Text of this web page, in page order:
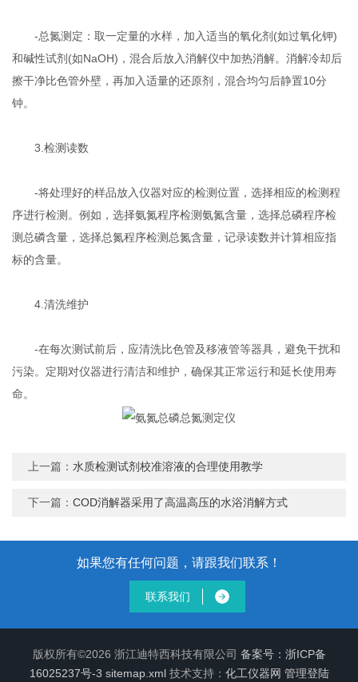
-总氮测定：取一定量的水样，加入适当的氧化剂(如过氧化钾)
和碱性试剂(如NaOH)，混合后放入消解仪中加热消解。消解冷却后
擦干净比色管外壁，再加入适量的还原剂，混合均匀后静置10分
钟。
3.检测读数
-将处理好的样品放入仪器对应的检测位置，选择相应的检测程
序进行检测。例如，选择氨氮程序检测氨氮含量，选择总磷程序检
测总磷含量，选择总氮程序检测总氮含量，记录读数并计算相应指
标的含量。
4.清洗维护
-在每次测试前后，应清洗比色管及移液管等器具，避免干扰和
污染。定期对仪器进行清洁和维护，确保其正常运行和延长使用寿
命。
上一篇：水质检测试剂校准溶液的合理使用教学
下一篇：COD消解器采用了高温高压的水浴消解方式
如果您有任何问题，请跟我们联系！
联系我们
版权所有©2026 浙江迪特西科技有限公司 备案号：浙ICP备
16025237号-3 sitemap.xml技术支持： 化工仪器网 管理登陆